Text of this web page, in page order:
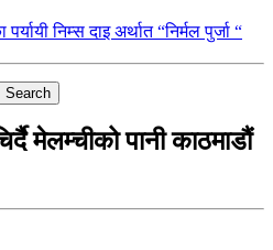
निम्स दाइ अर्थात “निर्मल पुर्जा “
Search
मेलम्चीको पानी काठमाडौं